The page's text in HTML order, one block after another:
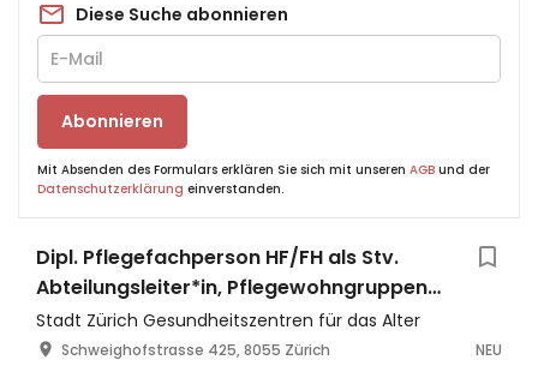
Diese Suche abonnieren
Abonnieren
Mit Absenden des Formulars erklären Sie sich mit unseren AGB und der
Datenschutzerklärung einverstanden.
Dipl. Pflegefachperson HF/FH als Stv.
Abteilungsleiter*in, Pflegewohngruppen
Triemlipark 1 und 2
Stadt Zürich Gesundheitszentren für das Alter
Schweighofstrasse 425, 8055 Zürich NEU